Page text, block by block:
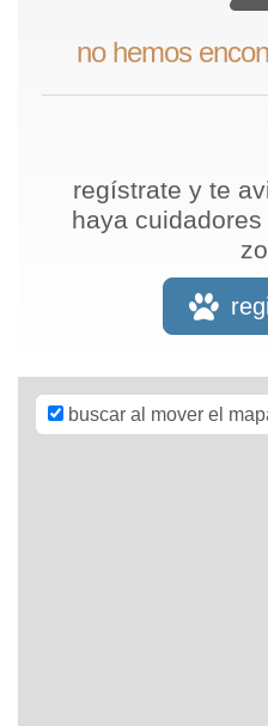
no hemos
regístrate y te
haya
buscar al mover el